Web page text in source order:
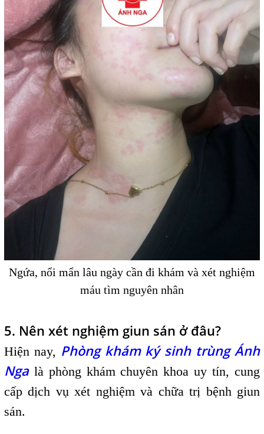
Ngứa, nổi mẩn lâu ngày cần đi khám và xét nghiệm
máu tìm nguyên nhân
5. Nên xét nghiệm giun sán ở đâu?
Hiện nay, Phòng khám ký sinh trùng Ánh
Ngalà phòng khám chuyên khoa uy tín, cung
cấp dịch vụ xét nghiệm và chữa trị bệnh giun
sán.